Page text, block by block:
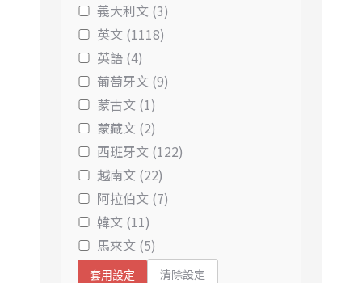
義大利文 (3)
英文 (1118)
英語 (4)
葡萄牙文 (9)
蒙古文 (1)
蒙藏文 (2)
西班牙文 (122)
越南文 (22)
阿拉伯文 (7)
韓文 (11)
馬來文 (5)
套用設定 清除設定